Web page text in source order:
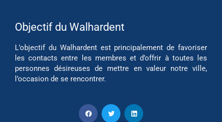
Objectif du Walhardent
L’objectif du Walhardent est principalement de favoriser
les contacts entre les membres et d’offrir à toutes les
personnes désireuses de mettre en valeur notre ville,
l’occasion de se rencontrer.